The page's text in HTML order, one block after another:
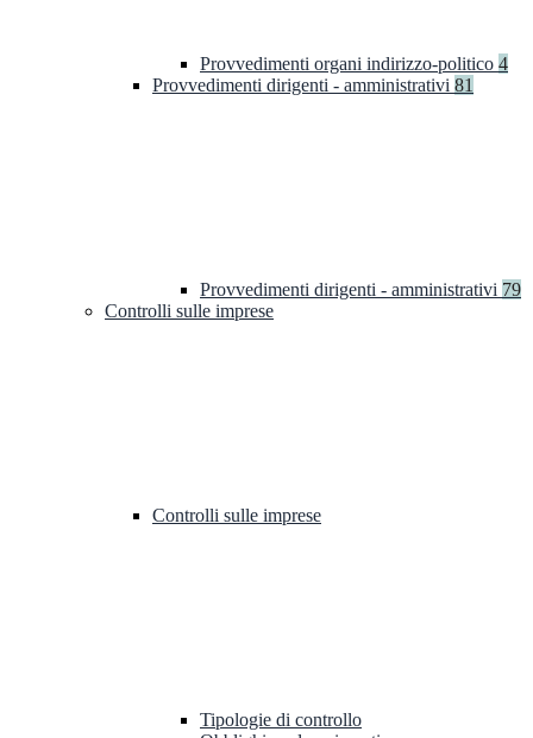
Provvedimenti organi indirizzo-politico 4
Provvedimenti dirigenti - amministrativi 81
Provvedimenti dirigenti - amministrativi 79
Controlli sulle imprese
Controlli sulle imprese
Tipologie di controllo